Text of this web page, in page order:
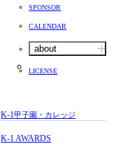
SPONSOR
CALENDAR
about
LICENSE
K-1甲子園・カレッジ
K-1 AWARDS